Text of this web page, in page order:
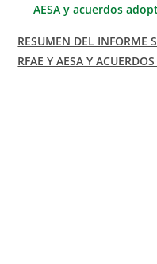
AESA y acuerdos
RESUMEN DEL INFORME
RFAE Y AESA Y